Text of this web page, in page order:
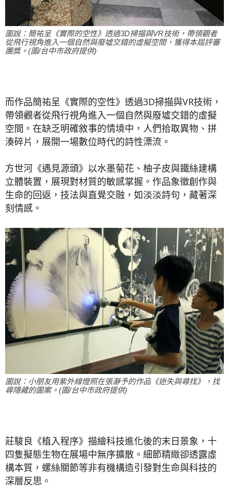
圖說：簡祐呈《實際的空性》透過3D掃描與VR技術，帶領觀者
從飛行視角進入一個自然與廢墟交錯的虛擬空間，獲得本屆評審
團獎。(圖/台中市政府提供)
而作品簡祐呈《實際的空性》透過3D掃描與VR技術，
帶領觀者從飛行視角進入一個自然與廢墟交錯的虛擬
空間。在缺乏明確敘事的情境中，人們拾取異物、拼
湊碎片，展開一場數位時代的詩性漂流。
方世河《遇見源頭》以水墨菊花、柚子皮與鐵絲建構
立體裝置，展現對材質的敏感掌握。作品象徵創作與
生命的回返，技法與直覺交融，如淡淡詩句，藏著深
刻情感。
圖說：小朋友用紫外線燈照在張瀞予的作品《迷失與尋找》，找
尋隱藏的圖案。(圖/台中市政府提供)
莊駿良《植入程序》描繪科技進化後的末日景象，十
四隻擬態生物在展場中無序擴散。細節精緻卻透露虛
構本質，螺絲關節等非有機構造引發對生命與科技的
深層反思。